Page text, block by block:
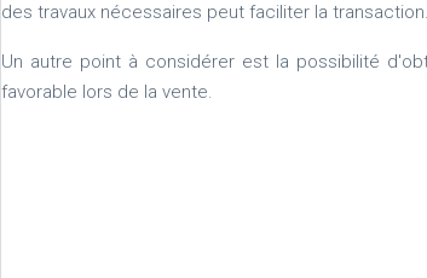
des travaux nécessaires peut faciliter la transaction.
Un autre point à considérer est la possibilité
favorable lors de la vente.